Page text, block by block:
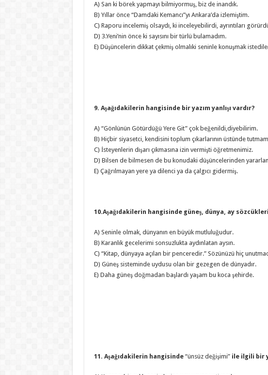
A) San ki börek yapmayı bilmiyormuş, biz de inandık.
B) Yıllar önce “Damdaki Kemancı”yı Ankara’da izlemiştim.
C) Raporu incelemiş olsaydı, ki inceleyebilirdi, ayrıntıları
D) 3.Yeni’nin önce ki sayısını bir türlü bulamadım.
E) Düşüncelerin dikkat çekmiş olmalıki seninle konuşmak
9. Aşağıdakilerin hangisinde bir yazım yanlışı vardır?
A) “Gönlünün Götürdüğü Yere Git” çok beğenildi,diyebilirim.
B) Hiçbir siyasetci, kendisini toplum çıkarlarının üstünde
C) İsteyenlerin dışarı çıkmasına izin vermişti öğretmenimiz.
D) Bilsen de bilmesen de bu konudaki düşüncelerinden
E) Çağrılmayan yere ya dilenci ya da çalgıcı gidermiş.
10.Aşağıdakilerin hangisinde güneş, dünya, ay
A) Seninle olmak, dünyanın en büyük mutluluğudur.
B) Karanlık gecelerimi sonsuzlukta aydınlatan aysın.
C) “Kitap, dünyaya açılan bir penceredir.” Sözünüzü hiç
D) Güneş sisteminde uydusu olan bir gezegen de dünyadır.
E) Daha güneş doğmadan başlardı yaşam bu koca şehirde.
11. Aşağıdakilerin hangisinde“ünsüz değişimi” ile ilgili bir